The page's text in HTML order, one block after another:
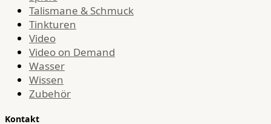
Talismane & Schmuck
Tinkturen
Video
Video on Demand
Wasser
Wissen
Zubehör
Kontakt